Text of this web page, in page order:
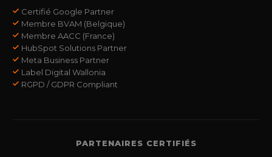
Certifié Google Partner
Membre BVAM (Belgique)
Membre AACC (France)
HubSpot Solutions Partner
Meta Business Partner
Label Digital Wallonia
RGPD / GDPR Compliant
PARTENAIRES CERTIFIÉS